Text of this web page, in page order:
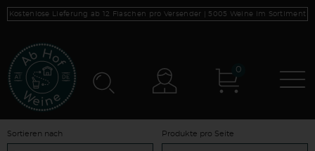
Kostenlose Lieferung ab 12 Flaschen pro Versender | 5005 Weine im Sortiment
Konto
0
Sortieren nach Produkte pro Seite